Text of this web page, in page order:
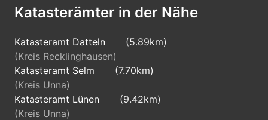
Katasterämter in der Nähe
Katasteramt Datteln
(5.89km)
(Kreis Recklinghausen)
Katasteramt Selm
(7.70km)
(Kreis Unna)
Katasteramt Lünen
(9.42km)
(Kreis Unna)